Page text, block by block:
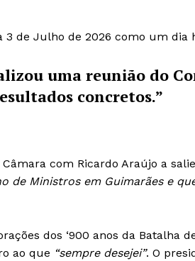
de Julho de 2026 como um dia
uma reunião do
concretos.”
com Ricardo Araújo a
de Ministros em Guimarães e
dos ‘900 anos da Batalha
ao que “sempre desejei”. O